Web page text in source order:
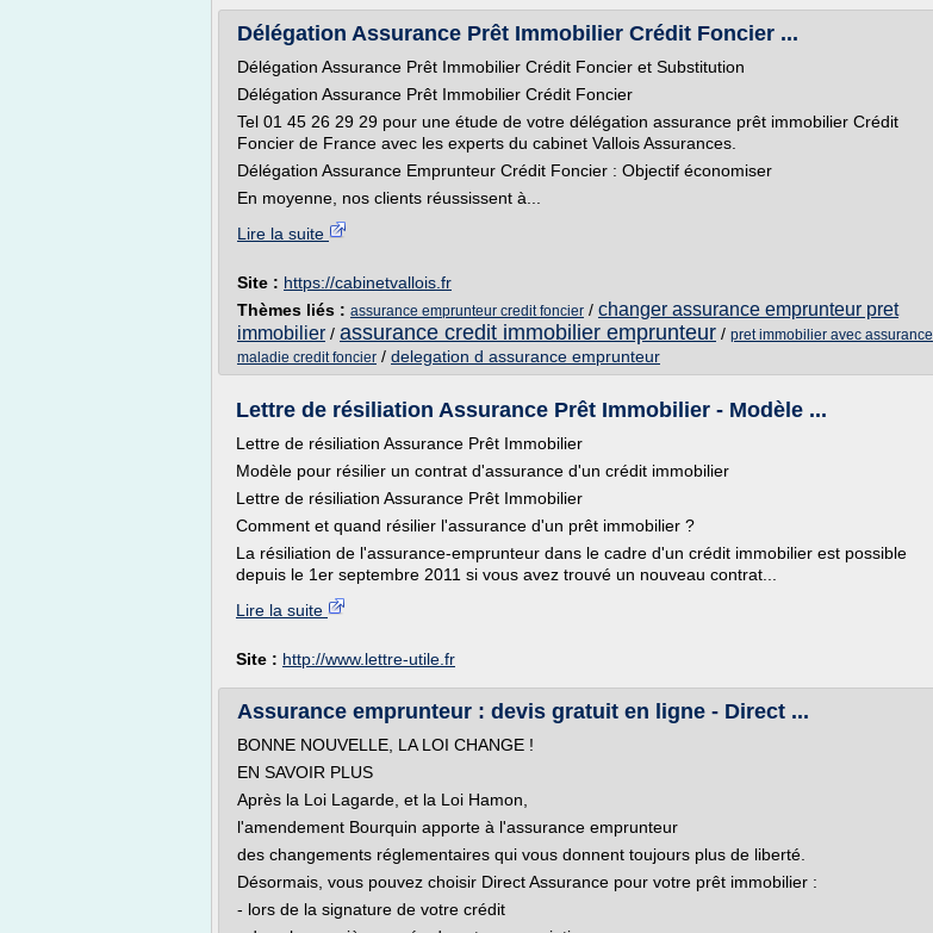
Délégation Assurance Prêt Immobilier Crédit Foncier ...
Délégation Assurance Prêt Immobilier Crédit Foncier et Substitution
Délégation Assurance Prêt Immobilier Crédit Foncier
Tel 01 45 26 29 29 pour une étude de votre délégation assurance prêt immobilier Crédit
Foncier de France avec les experts du cabinet Vallois Assurances.
Délégation Assurance Emprunteur Crédit Foncier : Objectif économiser
En moyenne, nos clients réussissent à...
Lire la suite
Site : https://cabinetvallois.fr
Thèmes liés : assurance emprunteur credit foncier / changer assurance emprunteur pret
immobilier / assurance credit immobilier emprunteur / pret immobilier avec assurance
maladie credit foncier / delegation d assurance emprunteur
Lettre de résiliation Assurance Prêt Immobilier - Modèle ...
Lettre de résiliation Assurance Prêt Immobilier
Modèle pour résilier un contrat d'assurance d'un crédit immobilier
Lettre de résiliation Assurance Prêt Immobilier
Comment et quand résilier l'assurance d'un prêt immobilier ?
La résiliation de l'assurance-emprunteur dans le cadre d'un crédit immobilier est possible
depuis le 1er septembre 2011 si vous avez trouvé un nouveau contrat...
Lire la suite
Site : http://www.lettre-utile.fr
Assurance emprunteur : devis gratuit en ligne - Direct ...
BONNE NOUVELLE, LA LOI CHANGE !
EN SAVOIR PLUS
Après la Loi Lagarde, et la Loi Hamon,
l'amendement Bourquin apporte à l'assurance emprunteur
des changements réglementaires qui vous donnent toujours plus de liberté.
Désormais, vous pouvez choisir Direct Assurance pour votre prêt immobilier :
- lors de la signature de votre crédit